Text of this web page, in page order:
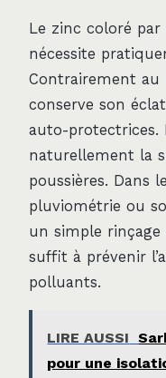
Le zinc coloré
nécessite
Contrairement au
conserve son
auto-protectrices.
naturellement la
poussières. Dans
pluviométrie ou
un simple rinçage
suffit à prévenir
polluants.
LIRE AUSSI
pour une